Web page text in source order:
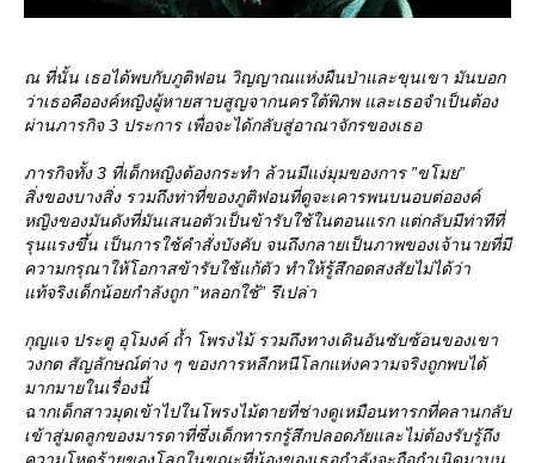
ณ ที่นั้น เธอได้พบกับภูติฟอน วิญญาณแห่งผืนป่าและขุนเขา มันบอก
ว่าเธอคือองค์หญิงผู้หายสาบสูญจากนครใต้พิภพ และเธอจำเป็นต้อง
ผ่านภารกิจ 3 ประการ เพื่อจะได้กลับสู่อาณาจักรของเธอ
ภารกิจทั้ง 3 ที่เด็กหญิงต้องกระทำ ล้วนมีแง่มุมของการ ”ขโมย”
สิ่งของบางสิ่ง รวมถึงท่าที่ของภูติฟอนที่ดูจะเคารพนบนอบต่อองค์
หญิงของมันดังที่มันเสนอตัวเป็นข้ารับใช้ในตอนแรก แต่กลับมีท่าทีที่
รุนแรงขึ้น เป็นการใช้คำสั่งบังคับ จนถึงกลายเป็นภาพของเจ้านายที่มี
ความกรุณาให้โอกาสข้ารับใช้แก้ตัว ทำให้รู้สึกอดสงสัยไม่ได้ว่า
ท้จริงเด็กน้อยกำลังถูก ”หลอกใช้” รึเปล่า
กุญแจ ประตู อุโมงค์ ถ้ำ โพรงไม้ รวมถึงทางเดินอันซับซ้อนของเขา
วงกต สัญลักษณ์ต่าง ๆ ของการหลีกหนีโลกแห่งความจริงถูกพบได้
มากมายในเรื่องนี้
ฉากเด็กสาวมุดเข้าไปในโพรงไม้ตายที่ช่างดูเหมือนทารกที่คลานกลับ
เข้าสู่มดลูกของมารดาที่ซึ่งเด็กทารกรู้สึกปลอดภัยและไม่ต้องรับรู้ถึง